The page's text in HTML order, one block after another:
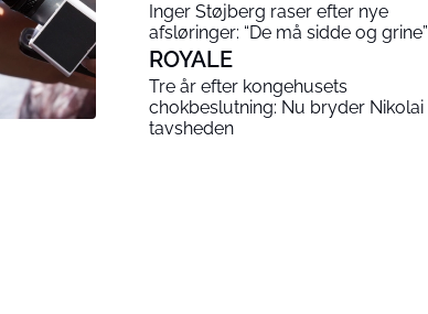
Inger Støjberg raser efter nye
afsløringer: “De må sidde og grine”
ROYALE
Tre år efter kongehusets
chokbeslutning: Nu bryder Nikolai
tavsheden